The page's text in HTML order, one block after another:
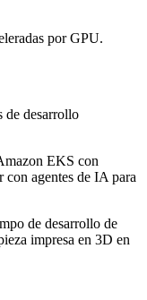
por GPU.
de desarrollo
EKS con
con agentes de IA para
de desarrollo de
impresa en 3D en